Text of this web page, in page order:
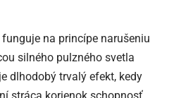
na princípe narušeniu
silného pulzného svetla
dlhodobý trvalý efekt, kedy